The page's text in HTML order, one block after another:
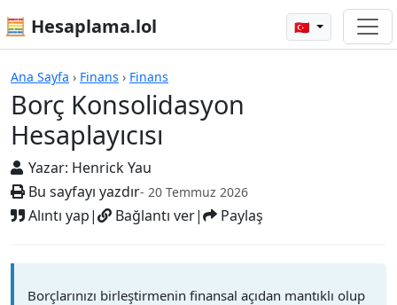
🧮 Hesaplama.lol 🇹🇷
Ana Sayfa › Finans › Finans
Borç Konsolidasyon
Hesaplayıcısı
Yazar: Henrick Yau
Bu sayfayı yazdır- 20 Temmuz 2026
Alıntı yap| Bağlantı ver| Paylaş
Hesap Makineleri
Borçlarınızı birleştirmenin finansal açıdan mantıklı olup